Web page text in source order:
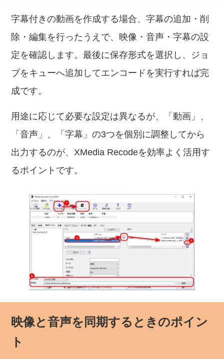
字幕付きの動画を作成する場合、字幕の追加・削
除・編集を行ったうえで、映像・音声・字幕の設
定を確認します。最後に保存形式を選択し、ジョ
ブをキューへ追加してエンコードを実行すれば完
成です。
用途に応じて必要な設定は異なるが、「動画」、
「音声」、「字幕」の3つを個別に調整してから
出力するのが、XMedia Recodeを効率よく活用す
るポイントです。
映像と音声を同期するときのポイン
ト